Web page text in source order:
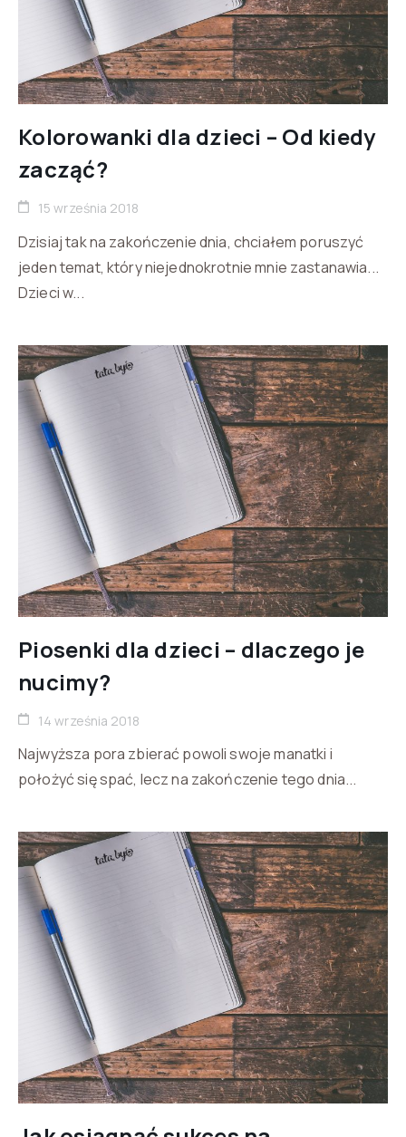
Kolorowanki dla dzieci – Od kiedy
zacząć?
15 września 2018
Dzisiaj tak na zakończenie dnia, chciałem poruszyć
jeden temat, który niejednokrotnie mnie zastanawia...
Dzieci w...
Piosenki dla dzieci – dlaczego je
nucimy?
14 września 2018
Najwyższa pora zbierać powoli swoje manatki i
położyć się spać, lecz na zakończenie tego dnia...